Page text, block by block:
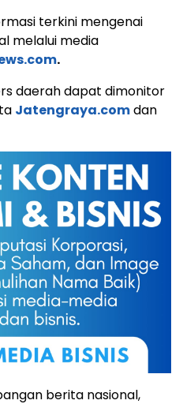
terkini mengenai
melalui media
.
daerah dapat dimonitor
Jatengraya.comdan
berita nasional,